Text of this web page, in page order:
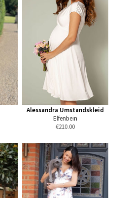
Alessandra Umstandskleid
Elfenbein
€210.00